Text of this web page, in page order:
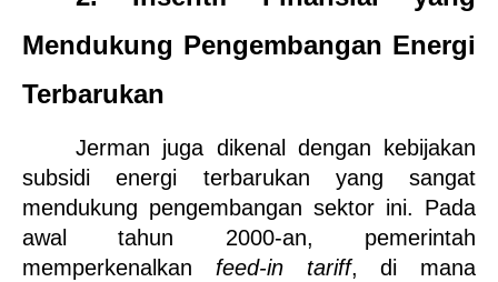
Mendukung Pengembangan Energi
Terbarukan
Jerman juga dikenal dengan kebijakan
subsidi energi terbarukan yang sangat
mendukung pengembangan sektor ini. Pada
awal tahun 2000-an, pemerintah
memperkenalkan feed-in tariff, di mana